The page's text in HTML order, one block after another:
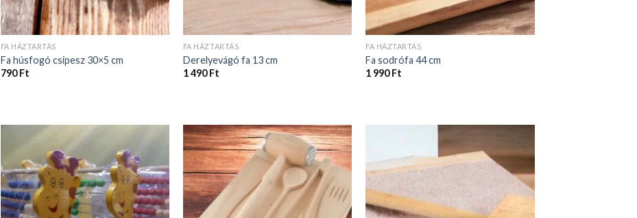
FA HÁZTARTÁS
Fa húsfogó csipesz 30×5 cm
790Ft
FA HÁZTARTÁS
Derelyevágó fa 13 cm
1 490Ft
FA HÁZTARTÁS
Fa sodrófa 44 cm
1 990Ft